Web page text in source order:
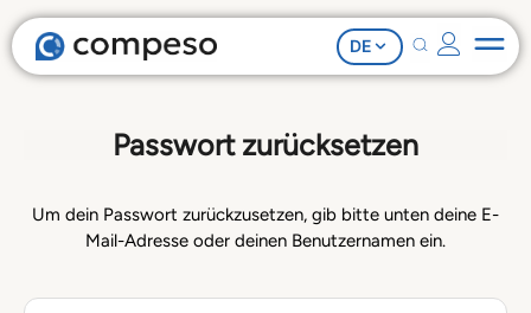
DE
Passwort zurücksetzen
Um dein Passwort zurückzusetzen, gib bitte unten deine E-
Mail-Adresse oder deinen Benutzernamen ein.